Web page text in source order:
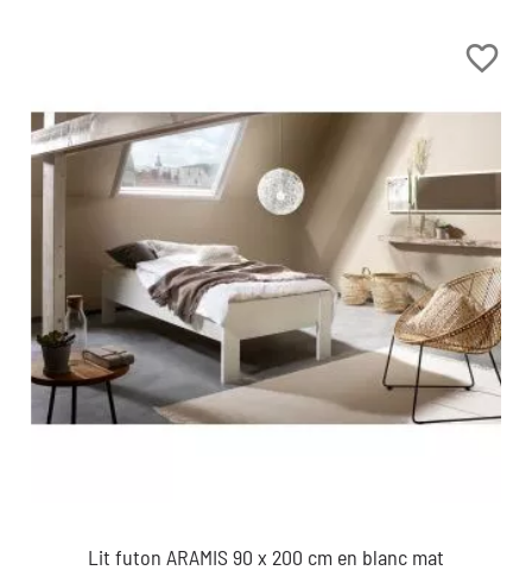
favorite_border
Lit futon ARAMIS 90 x 200 cm en blanc mat